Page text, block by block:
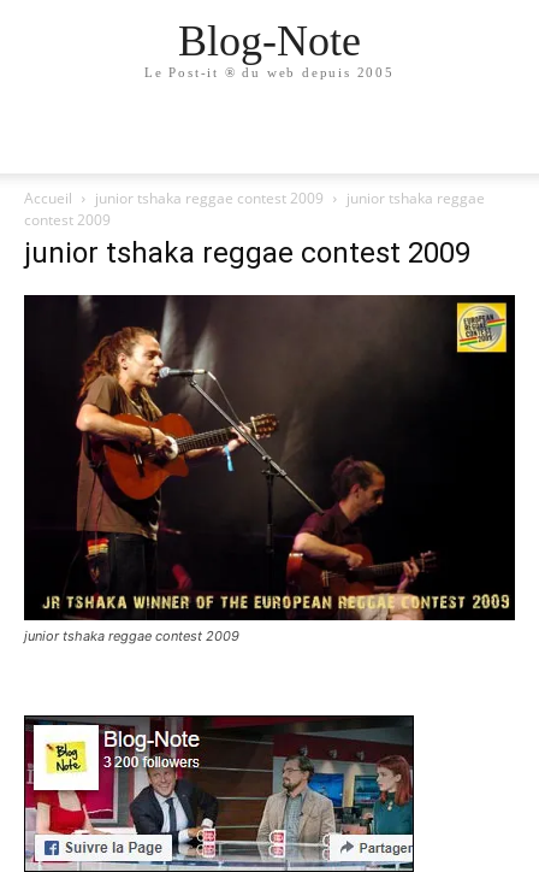
Blog-Note
Le Post-it ® du web depuis 2005
Accueil junior tshaka reggae contest 2009
junior tshaka reggae
contest 2009
junior tshaka reggae contest 2009
junior tshaka reggae contest 2009